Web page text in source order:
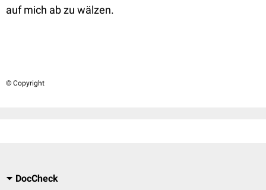
auf mich ab zu wälzen.
© Copyright
DocCheck